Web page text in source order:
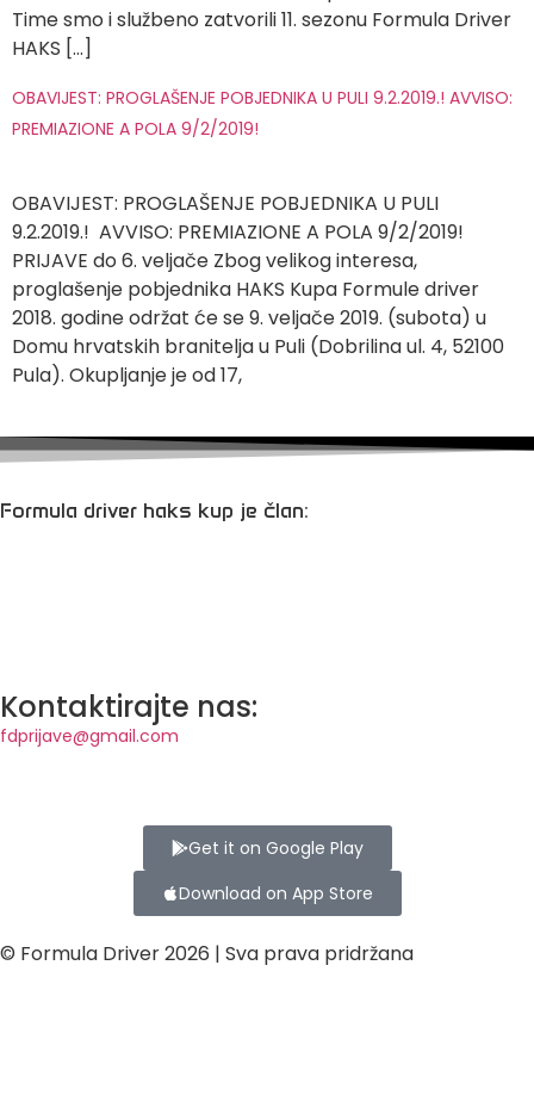
Time smo i službeno zatvorili 11. sezonu Formula Driver
HAKS […]
OBAVIJEST: PROGLAŠENJE POBJEDNIKA U PULI 9.2.2019.! AVVISO:
PREMIAZIONE A POLA 9/2/2019!
OBAVIJEST: PROGLAŠENJE POBJEDNIKA U PULI
9.2.2019.! AVVISO: PREMIAZIONE A POLA 9/2/2019!
PRIJAVE do 6. veljače Zbog velikog interesa,
proglašenje pobjednika HAKS Kupa Formule driver
2018. godine održat će se 9. veljače 2019. (subota) u
Domu hrvatskih branitelja u Puli (Dobrilina ul. 4, 52100
Pula). Okupljanje je od 17,
Formula driver haks kup je član:
Kontaktirajte nas:
fdprijave@gmail.com
Get it on Google Play
Download on App Store
© Formula Driver 2026 | Sva prava pridržana